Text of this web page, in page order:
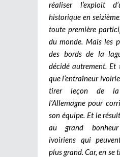
réaliser l’exploit
historique en
toute première
du monde. Mais les
des bords de la
décidé autrement.
que l’entraîneur
tirer leçon de la
l’Allemagne pour
son équipe. Et le
au grand
ivoiriens qui
plus grand. Car, en se